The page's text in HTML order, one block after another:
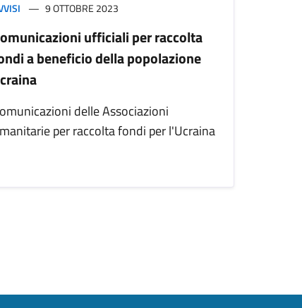
9 OTTOBRE 2023
ufficiali per raccolta
a beneficio della popolazione
delle Associazioni
per raccolta fondi per l'Ucraina